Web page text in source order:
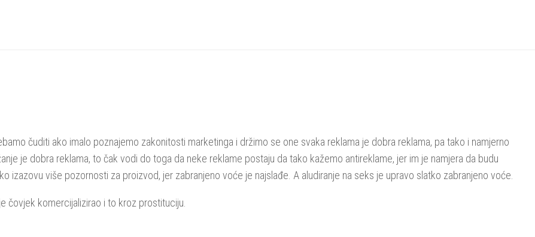
čuditi ako imalo poznajemo zakonitosti marketinga i držimo se one svaka reklama je dobra reklama, pa tako i namjerno
je dobra reklama, to čak vodi do toga da neke reklame postaju da tako kažemo antireklame, jer im je namjera da budu
izazovu više pozornosti za proizvod, jer zabranjeno voće je najslađe. A aludiranje na seks je upravo slatko zabranjeno voće.
čovjek komercijalizirao i to kroz prostituciju.